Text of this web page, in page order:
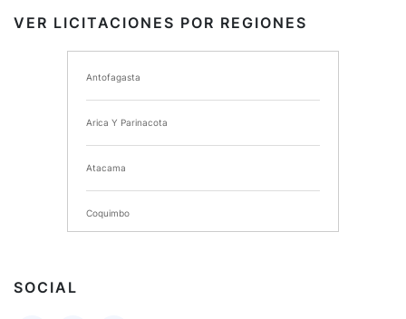
I MUNICIPALIDAD DE CHIMBARONGO
INSTITUTO NACIONAL DE DEPORTES DE CHILE
SERVICIO DE SALUD DEL MAULE HOSPITAL DE
TALCA
I MUNICIPALIDAD DE PROVIDENCIA
VER LICITACIONES POR REGIONES
Antofagasta
Arica Y Parinacota
Atacama
Coquimbo
SOCIAL